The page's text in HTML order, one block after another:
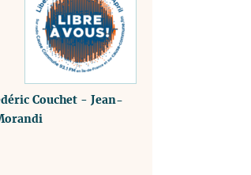
Couchet- Jean-